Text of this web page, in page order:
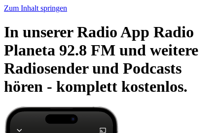
Zum Inhalt springen
In unserer Radio App Radio
Planeta 92.8 FM und weitere
Radiosender und Podcasts
hören - komplett kostenlos.